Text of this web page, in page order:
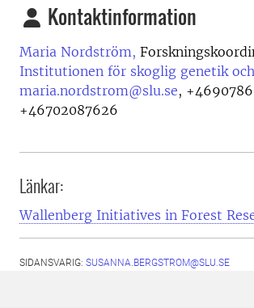
Kontaktinformation
Maria Nordström,
Institutionen för skoglig genetik
maria.nordstrom@slu.se,
+46702087626
Länkar:
Wallenberg Initiatives in Forest
SIDANSVARIG: SUSANNA.BERGSTROM@SLU.SE